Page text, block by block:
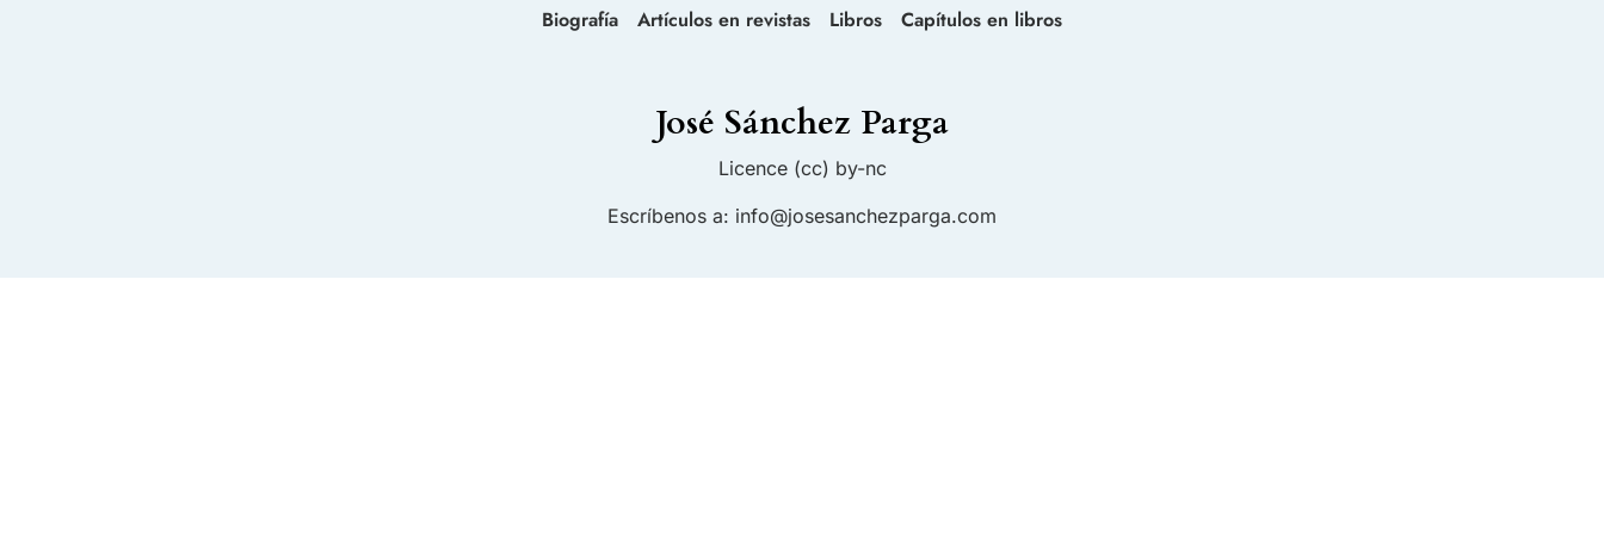
Biografía Artículos en revistas Libros Capítulos en libros
José Sánchez Parga
Licence (cc) by-nc
Escríbenos a: info@josesanchezparga.com